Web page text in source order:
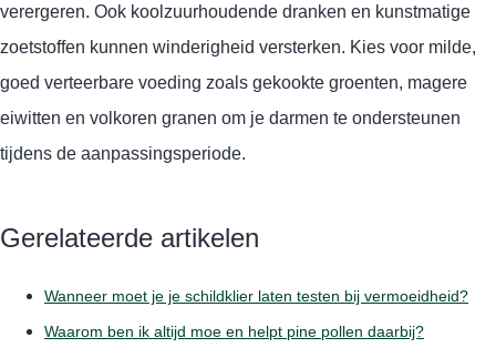
verergeren. Ook koolzuurhoudende dranken en kunstmatige
zoetstoffen kunnen winderigheid versterken. Kies voor milde,
goed verteerbare voeding zoals gekookte groenten, magere
eiwitten en volkoren granen om je darmen te ondersteunen
tijdens de aanpassingsperiode.
Gerelateerde artikelen
Wanneer moet je je schildklier laten testen bij vermoeidheid?
Waarom ben ik altijd moe en helpt pine pollen daarbij?